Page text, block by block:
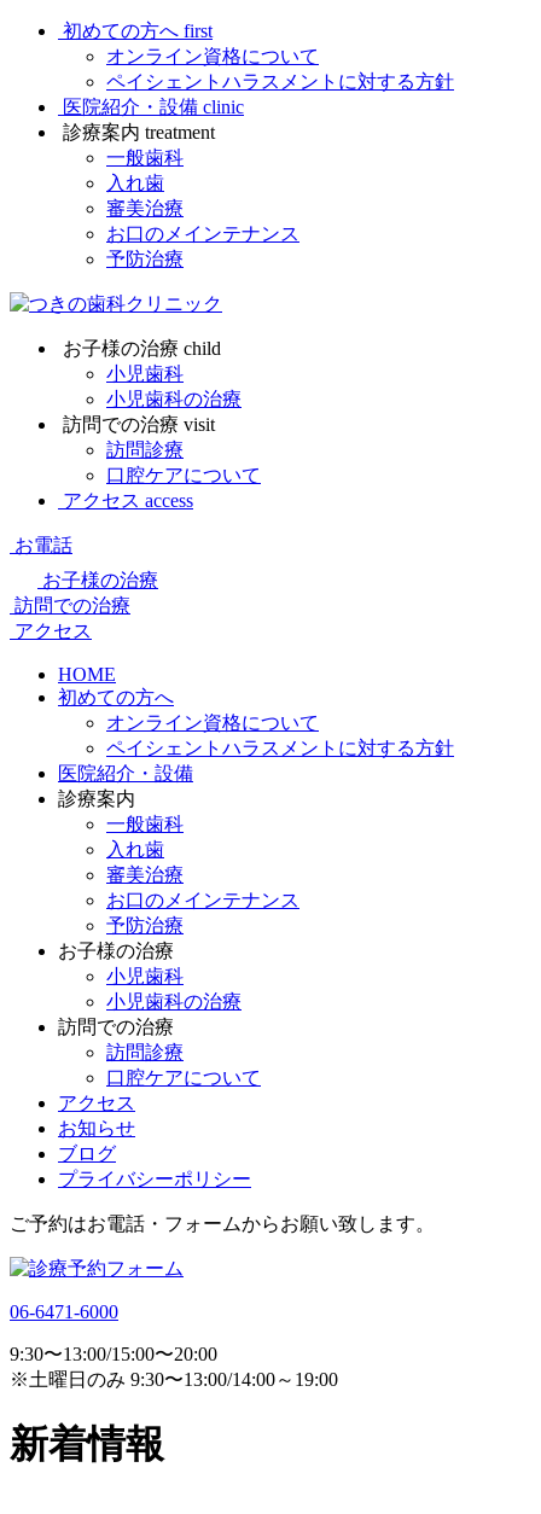
初めての方へ first
オンライン資格について
ペイシェントハラスメントに対する方針
医院紹介・設備 clinic
診療案内 treatment
一般歯科
入れ歯
審美治療
お口のメインテナンス
予防治療
お子様の治療 child
小児歯科
小児歯科の治療
訪問での治療 visit
訪問診療
口腔ケアについて
アクセス access
お電話
お子様の治療
訪問での治療
アクセス
HOME
初めての方へ
オンライン資格について
ペイシェントハラスメントに対する方針
医院紹介・設備
診療案内
一般歯科
入れ歯
審美治療
お口のメインテナンス
予防治療
お子様の治療
小児歯科
小児歯科の治療
訪問での治療
訪問診療
口腔ケアについて
アクセス
お知らせ
ブログ
プライバシーポリシー
ご予約はお電話・フォームからお願い致します。
06-6471-6000
9:30〜13:00/15:00〜20:00
※土曜日のみ 9:30〜13:00/14:00～19:00
新着情報